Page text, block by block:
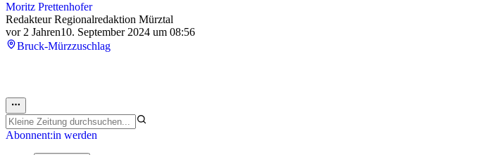
Moritz Prettenhofer
Redakteur Regionalredaktion Mürztal
vor 2 Jahren10. September 2024 um 08:56
Bruck-Mürzzuschlag
Abonnent:in werden